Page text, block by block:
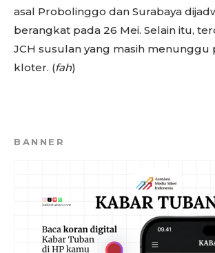
asal Probolinggo dan Surabaya
berangkat pada 26 Mei. Selain itu,
JCH susulan yang masih menunggu
kloter. (fah)
BANNER